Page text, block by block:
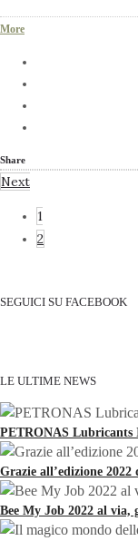
More
Share
Next
1
2
SEGUICI SU FACEBOOK
LE ULTIME NEWS
PETRONAS Lubricants
Grazie all’edizione
Bee My Job 2022 al